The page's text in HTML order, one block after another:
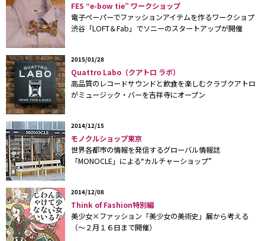
『ゲーマーズ』で、これが全国で17店舗目となる。
もともと同社は、16〜25歳までのアニメファンをメインターゲ
ットとしたオリジナルのキャラクターや関連商品等を開発し、直
営店舗の『ゲーマーズ』などで販売。さらに、そのキャラクター
が登場するアニメーションやカードゲームの企画・制作を行なっ
てきた。
01年には、最も市場規模が大きいといわれている小中学生向けキ
ャラクターマーケットにも進出を図り、『でじこや』第１号店を
福岡・天神に出店。ローティーンから大人までと幅広いキャラク
タービジネスへと業務を拡大し、今回、初の複合店舗の誕生とな
ったのである。
「渋谷だからといって“若者の街”“オトナの街”というイメージは
とくにありませんね。新宿と同様、ひとつのターミナルとして捉
えています」と店長の平光さん。
FES “e-bow tie” ワークショップ
電子ペーパーでファッションアイテムを作るワークショプ
渋谷「LOFT＆Fab」でソニーのスタートアップが開催
2015/01/28
Quattro Labo（クアトロ ラボ）
高品質のレコードサウンドと飲食を楽しむクラブクアトロ
がミュージック・バーを吉祥寺にオープン
2014/12/15
モノクルショップ東京
世界各都市の情報を発信するグローバル情報誌
「MONOCLE」による“カルチャーショップ”
2014/12/08
Think of Fashion特別編
美少女×ファッション「美少女の美術史」展から考える
（〜２月１６日まで開催）